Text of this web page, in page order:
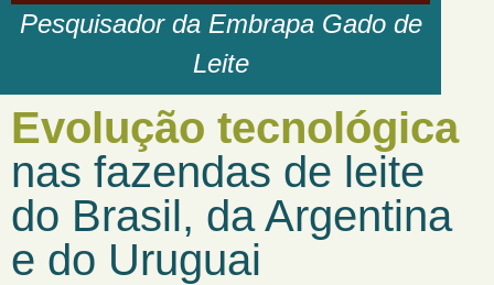
Pesquisador da Embrapa Gado de
Leite
Evolução tecnológica
nas fazendas de leite
do Brasil, da Argentina
e do Uruguai